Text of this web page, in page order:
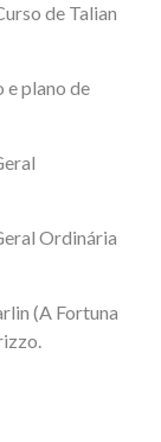
de Talian
e plano de
Ordinária
(A Fortuna